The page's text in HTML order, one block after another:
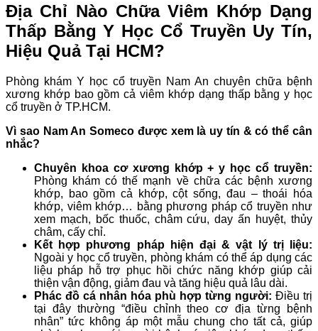
Địa Chỉ Nào Chữa Viêm Khớp Dạng
Thấp Bằng Y Học Cổ Truyền Uy Tín,
Hiệu Quả Tại HCM?
Phòng khám Y học cổ truyền Nam An chuyên chữa bệnh
xương khớp bao gồm cả viêm khớp dạng thấp bằng y học
cổ truyền ở TP.HCM.
Vì sao Nam An Someco được xem là uy tín & có thể cân
nhắc?
Chuyên khoa cơ xương khớp + y học cổ truyền:
Phòng khám có thế mạnh về chữa các bệnh xương
khớp, bao gồm cả khớp, cột sống, đau – thoái hóa
khớp, viêm khớp… bằng phương pháp cổ truyền như
xem mạch, bốc thuốc, châm cứu, day ấn huyệt, thủy
châm, cấy chỉ.
Kết hợp phương pháp hiện đại & vật lý trị liệu:
Ngoài y học cổ truyền, phòng khám có thể áp dụng các
liệu pháp hỗ trợ phục hồi chức năng khớp giúp cải
thiện vận động, giảm đau và tăng hiệu quả lâu dài.
Phác đồ cá nhân hóa phù hợp từng người: Điều trị
tại đây thường “điều chỉnh theo cơ địa từng bệnh
nhân” tức không áp một mẫu chung cho tất cả, giúp